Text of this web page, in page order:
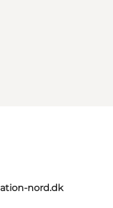
nord.dk